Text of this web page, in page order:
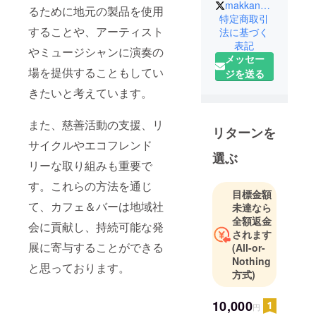
るために地元の製品を使用
することや、アーティスト
やミュージシャンに演奏の
場を提供することもしてい
きたいと考えています。
また、慈善活動の支援、リ
サイクルやエコフレンド
リーな取り組みも重要で
す。これらの方法を通じ
て、カフェ＆バーは地域社
会に貢献し、持続可能な発
展に寄与することができる
と思っております。
makkanashibainu
特定商取引
法に基づく
表記
メッセー
ジを送る
リターンを
選ぶ
目標金額
未達なら
全額返金
されます
(All-or-
Nothing
方式)
10,000円